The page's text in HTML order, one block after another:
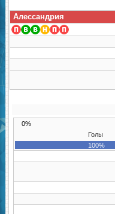
Алессандрия
0%
Голы
100%